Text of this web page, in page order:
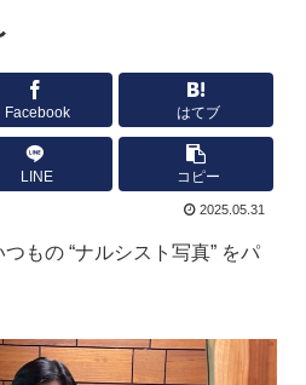
Facebook はてブ
LINE コピー
2025.05.31
もの “ナルシスト写真” をパ